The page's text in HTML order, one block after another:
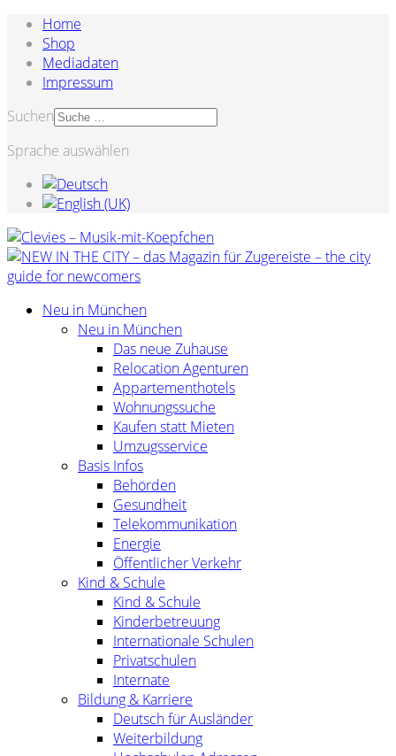
Home
Shop
Mediadaten
Impressum
Suchen
Sprache auswählen
Neu in München
Neu in München
Das neue Zuhause
Relocation Agenturen
Appartementhotels
Wohnungssuche
Kaufen statt Mieten
Umzugsservice
Basis Infos
Behörden
Gesundheit
Telekommunikation
Energie
Öffentlicher Verkehr
Kind & Schule
Kind & Schule
Kinderbetreuung
Internationale Schulen
Privatschulen
Internate
Bildung & Karriere
Deutsch für Ausländer
Weiterbildung